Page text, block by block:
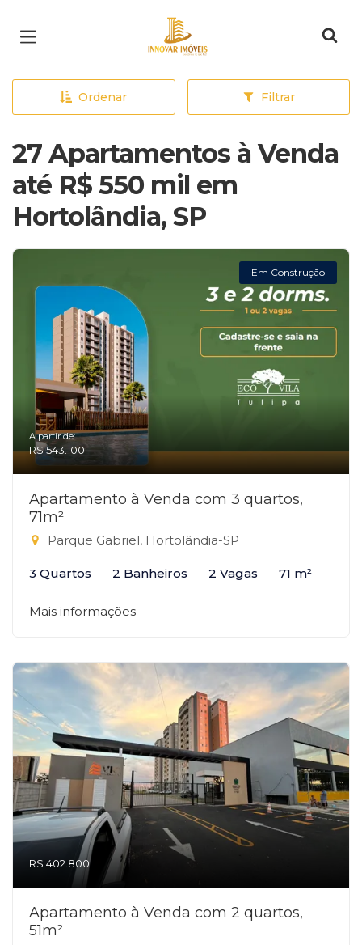
Página inicial
Ordenar Filtrar
27 Apartamentos à Venda
até R$ 550 mil em
Hortolândia, SP
Em Construção
A partir de:
R$ 543.100
Apartamento à Venda com 3 quartos,
71m²
Parque Gabriel, Hortolândia-SP
3 Quartos 2 Banheiros 2 Vagas 71 m²
Mais informações
R$ 402.800
Apartamento à Venda com 2 quartos,
51m²